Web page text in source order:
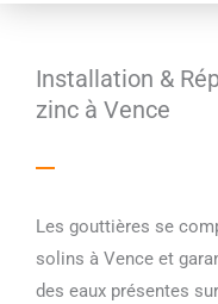
Installation &
zinc à Vence
Les gouttières se
solins à Vence et
des eaux présentes